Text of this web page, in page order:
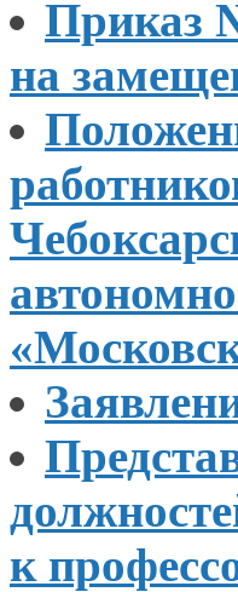
Приказ
на
к